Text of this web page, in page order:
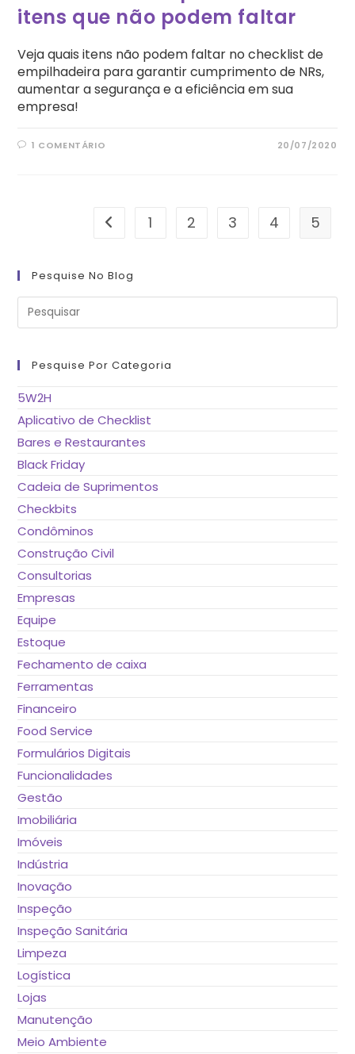
itens que não podem faltar
Veja quais itens não podem faltar no checklist de
empilhadeira para garantir cumprimento de NRs,
aumentar a segurança e a eficiência em sua
empresa!
1 COMENTÁRIO 20/07/2020
Ir para a página anterior
1 2 3 4 5
Pesquise No Blog
Pesquise Por Categoria
5W2H
Aplicativo de Checklist
Bares e Restaurantes
Black Friday
Cadeia de Suprimentos
Checkbits
Condôminos
Construção Civil
Consultorias
Empresas
Equipe
Estoque
Fechamento de caixa
Ferramentas
Financeiro
Food Service
Formulários Digitais
Funcionalidades
Gestão
Imobiliária
Imóveis
Indústria
Inovação
Inspeção
Inspeção Sanitária
Limpeza
Logística
Lojas
Manutenção
Meio Ambiente